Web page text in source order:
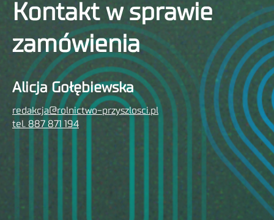
Kontakt w sprawie
zamówienia
Alicja Gołębiewska
redakcja@rolnictwo-przyszlosci.pl
tel. 887 871 194